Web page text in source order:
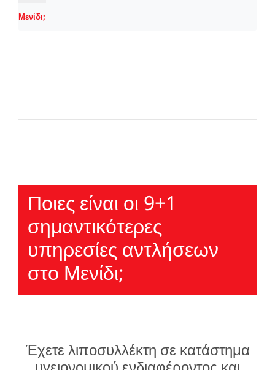
Μενίδι;
Ποιες είναι οι 9+1
σημαντικότερες
υπηρεσίες αντλήσεων
στο Μενίδι;
Έχετε λιποσυλλέκτη σε κατάστημα